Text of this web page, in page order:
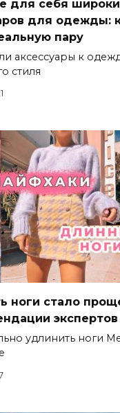
для себя
для одежды:
пару
аксессуары к
стиля
ноги стало
экспертов
удлинить ноги